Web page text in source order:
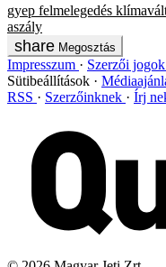
gyep felmelegedés
aszály
Megosztás
Impresszum Szerzői jogok
Sütibeállítások
RSS
Szerzőinknek Írj